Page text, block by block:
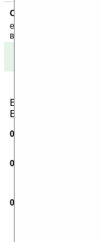
Скоро
ежедневный или
ваш почтовый ящик.
Вам показаны
Важная
08.02.2008
08.02.2008
А главное ничего
08.02.2008
Вообще-то от
характеристик.